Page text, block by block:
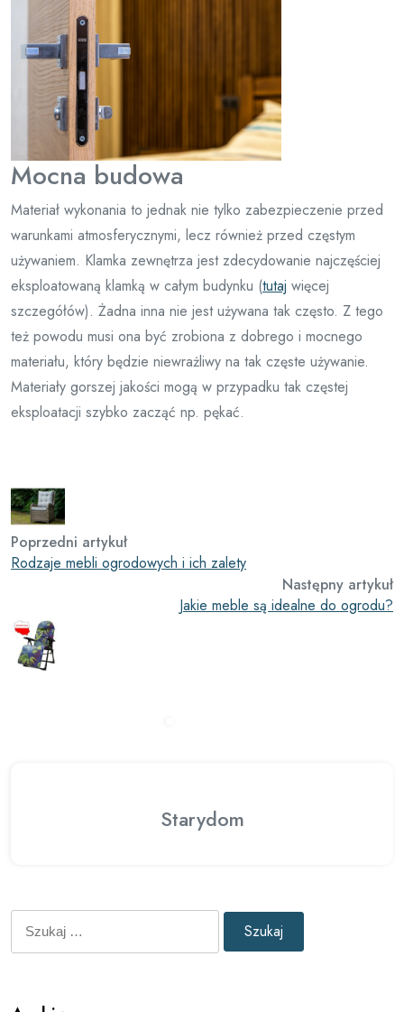
Mocna budowa
Materiał wykonania to jednak nie tylko zabezpieczenie przed
warunkami atmosferycznymi, lecz również przed częstym
używaniem. Klamka zewnętrza jest zdecydowanie najczęściej
eksploatowaną klamką w całym budynku (tutaj więcej
szczegółów). Żadna inna nie jest używana tak często. Z tego
też powodu musi ona być zrobiona z dobrego i mocnego
materiału, który będzie niewrażliwy na tak częste używanie.
Materiały gorszej jakości mogą w przypadku tak częstej
eksploatacji szybko zacząć np. pękać.
Poprzedni artykuł
Rodzaje mebli ogrodowych i ich zalety
Następny artykuł
Jakie meble są idealne do ogrodu?
Starydom
Szukaj: